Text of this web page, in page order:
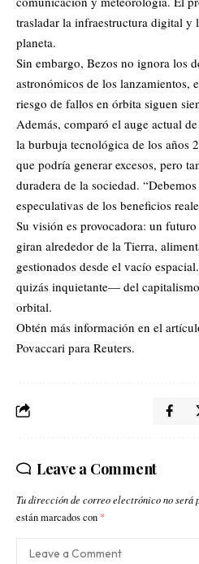
trasladar la infraestructura digital y
planeta.
Sin embargo, Bezos no ignora los
astronómicos de los lanzamientos,
riesgo de fallos en órbita siguen
Además, comparó el auge actual
la burbuja tecnológica de los años
que podría generar excesos, pero
duradera de la sociedad.
especulativas de los beneficios
Su visión es provocadora: un
giran alrededor de la Tierra,
gestionados desde el vacío
quizás inquietante— del
orbital.
Obtén más información en el
Povaccari para Reuters.
Leave a Comment
Tu dirección de correo electrónico no será
están marcados con *